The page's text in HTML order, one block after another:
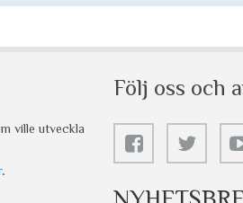
ville utveckla
.
Följ oss och